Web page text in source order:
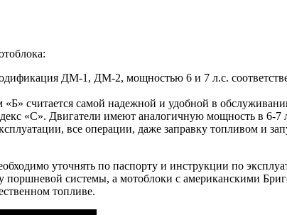
ДМ-1, ДМ-2, мощностью 6 и 7 л.с.
считается самой надежной и удобной в
«С». Двигатели имеют аналогичную мощность в 6-7
все операции, даже заправку топливом и
уточнять по паспорту и инструкции по
системы, а мотоблоки с американскими
топливе.